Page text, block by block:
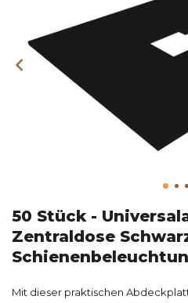
50 Stück -
Zentraldose
Mit dieser praktischen